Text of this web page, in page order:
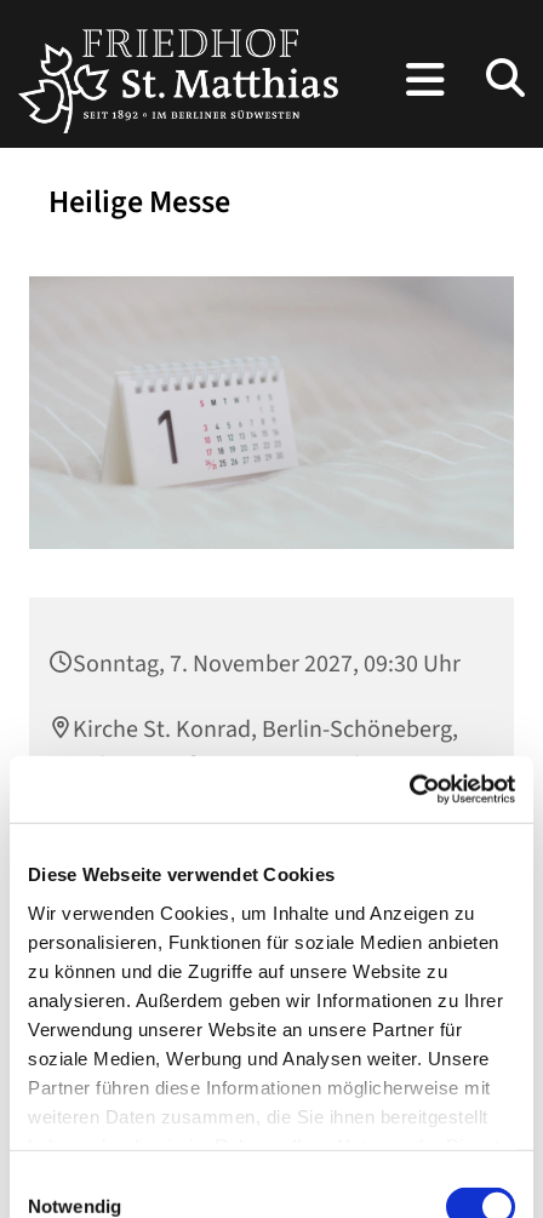
Diese Webseite verwendet Cookies
Wir verwenden Cookies, um Inhalte und Anzeigen zu
personalisieren, Funktionen für soziale Medien anbieten
zu können und die Zugriffe auf unsere Website zu
analysieren. Außerdem geben wir Informationen zu Ihrer
Verwendung unserer Website an unsere Partner für
soziale Medien, Werbung und Analysen weiter. Unsere
Partner führen diese Informationen möglicherweise mit
weiteren Daten zusammen, die Sie ihnen bereitgestellt
Notwendig
Heilige Messe
Sonntag, 7. November 2027, 09:30 Uhr
Kirche St. Konrad, Berlin-Schöneberg,
Rubensstraße 78, 12157 Berlin